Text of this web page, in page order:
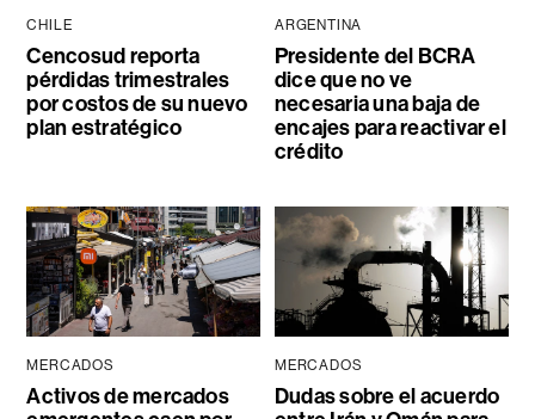
CHILE
Cencosud reporta
pérdidas trimestrales
por costos de su nuevo
plan estratégico
ARGENTINA
Presidente del BCRA
dice que no ve
necesaria una baja de
encajes para reactivar el
crédito
MERCADOS
Activos de mercados
MERCADOS
Dudas sobre el acuerdo